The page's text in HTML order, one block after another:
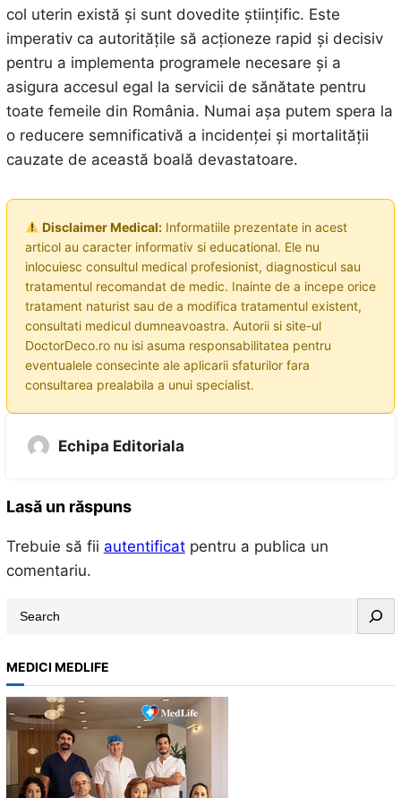
col uterin există și sunt dovedite științific. Este
imperativ ca autoritățile să acționeze rapid și decisiv
pentru a implementa programele necesare și a
asigura accesul egal la servicii de sănătate pentru
toate femeile din România. Numai așa putem spera la
o reducere semnificativă a incidenței și mortalității
cauzate de această boală devastatoare.
Disclaimer Medical:Informatiile prezentate in acest
articol au caracter informativ si educational. Ele nu
inlocuiesc consultul medical profesionist, diagnosticul sau
tratamentul recomandat de medic. Inainte de a incepe orice
tratament naturist sau de a modifica tratamentul existent,
consultati medicul dumneavoastra. Autorii si site-ul
DoctorDeco.ro nu isi asuma responsabilitatea pentru
eventualele consecinte ale aplicarii sfaturilor fara
consultarea prealabila a unui specialist.
Echipa Editoriala
Lasă un răspuns
Trebuie să fii autentificatpentru a publica un
comentariu.
r
c
h
MEDICI MEDLIFE